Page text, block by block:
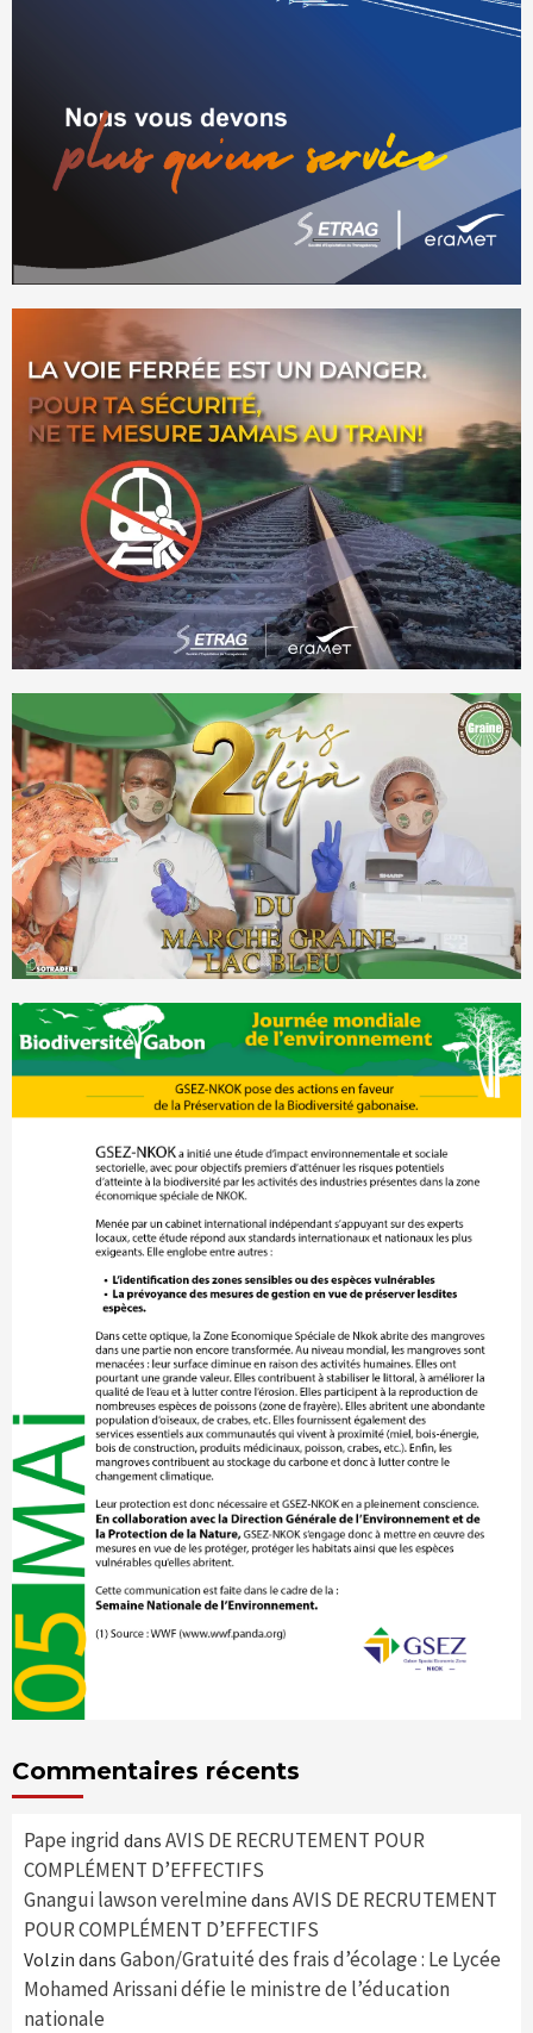
Commentaires récents
Pape ingrid dans AVIS DE RECRUTEMENT POUR
COMPLÉMENT D’EFFECTIFS
Gnangui lawson verelmine dans AVIS DE RECRUTEMENT
POUR COMPLÉMENT D’EFFECTIFS
Volzin dans Gabon/Gratuité des frais d’écolage : Le Lycée
Mohamed Arissani défie le ministre de l’éducation
nationale